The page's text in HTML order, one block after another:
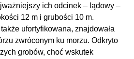
ich odcinek – lądowy –
12 m i grubości 10 m.
ufortyfikowana, znajdowała
zwróconym ku morzu. Odkryto
grobów, choć wskutek